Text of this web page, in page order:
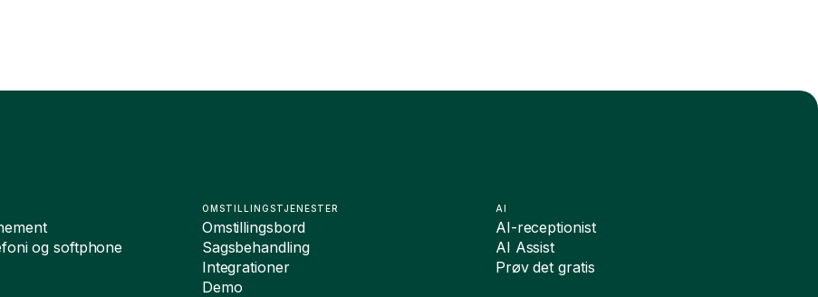
og softphone
OMSTILLINGSTJENESTER
Omstillingsbord
Sagsbehandling
Integrationer
Demo
AI
AI-receptionist
AI Assist
Prøv det gratis